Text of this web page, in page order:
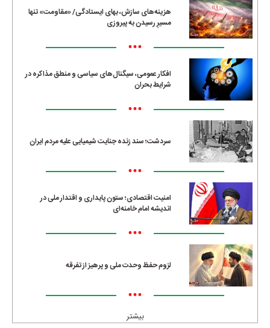
هزینه‌های سازش، بهای ایستادگی/ «مقاومت» تنها
مسیرِ رسیدن به پیروزی
•••
افکار عمومی، سیگنال‌های سیاسی و منطق مذاکره در
شرایط بحران
•••
سردشت؛ سند زنده جنایت شیمیایی علیه مردم ایران
•••
امنیت اقتصادی؛ ستون پایداری و اقتدار ملی در
اندیشه امام خامنه‌ای
•••
لزوم حفظ وحدت ملی و پرهیز از تفرقه
•••
بیشتر